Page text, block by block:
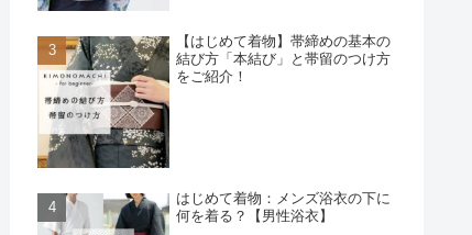
【はじめて着物】帯締めの基本の
結び方「本結び」と帯留のつけ方
をご紹介！
はじめて着物：メンズ浴衣の下に
何を着る？【男性浴衣】